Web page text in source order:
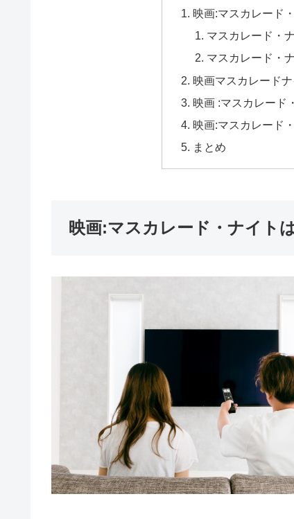
映画:マスカレード
マスカレード・
マスカレード・
映画マスカレード
映画 :マスカレード
映画:マスカレード
まとめ
映画:マスカレード・ナイト